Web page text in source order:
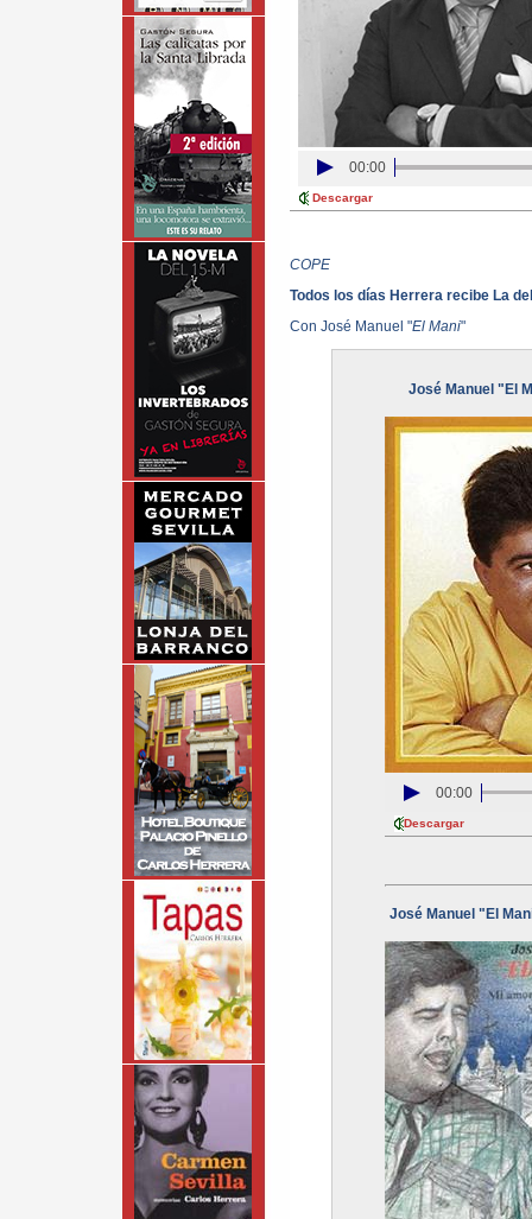
00:00
Descargar
COPE
Todos los días Herrera recibe La
Con José Manuel "El Mani"
José Manuel "El
00:00
Descargar
José Manuel "El